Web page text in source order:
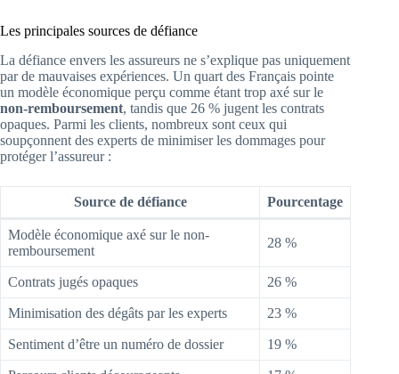
Les principales sources de défiance
La défiance envers les assureurs ne s’explique pas uniquement
par de mauvaises expériences. Un quart des Français pointe
un modèle économique perçu comme étant trop axé sur le
non-remboursement, tandis que 26 % jugent les contrats
opaques. Parmi les clients, nombreux sont ceux qui
soupçonnent des experts de minimiser les dommages pour
protéger l’assureur :
Source de défiance Pourcentage
Modèle économique axé sur le non-
remboursement
28 %
Contrats jugés opaques 26 %
Minimisation des dégâts par les experts 23 %
Sentiment d’être un numéro de dossier 19 %